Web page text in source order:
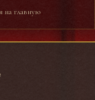
на главную